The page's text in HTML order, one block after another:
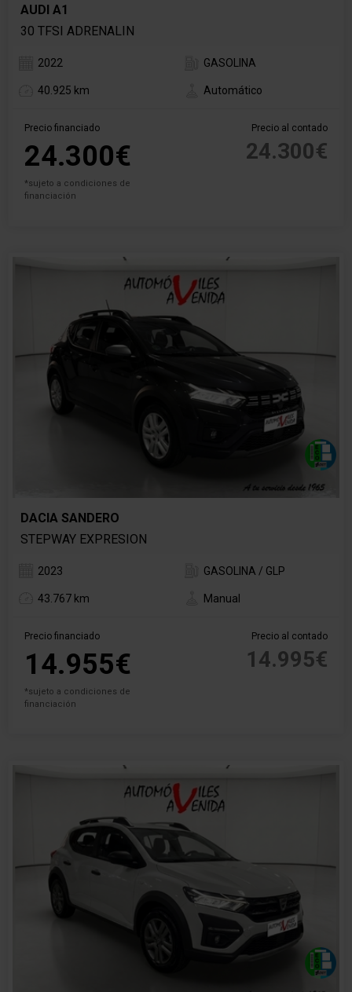
AUDI A1
30 TFSI ADRENALIN
2022 GASOLINA
40.925 km Automático
Precio financiado
24.300€
*sujeto a condiciones de
financiación
Precio al contado
24.300€
DACIA SANDERO
STEPWAY EXPRESION
2023 GASOLINA / GLP
43.767 km Manual
Precio financiado
14.955€
*sujeto a condiciones de
financiación
Precio al contado
14.995€